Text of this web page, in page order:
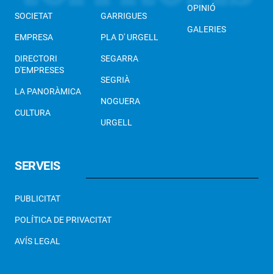
SOCIETAT
EMPRESA
DIRECTORI
D'EMPRESES
LA PANORÀMICA
CULTURA
GARRIGUES
PLA D' URGELL
SEGARRA
SEGRIÀ
NOGUERA
URGELL
OPINIÓ
GALERIES
SERVEIS
PUBLICITAT
POLÍTICA DE PRIVACITAT
AVÍS LEGAL